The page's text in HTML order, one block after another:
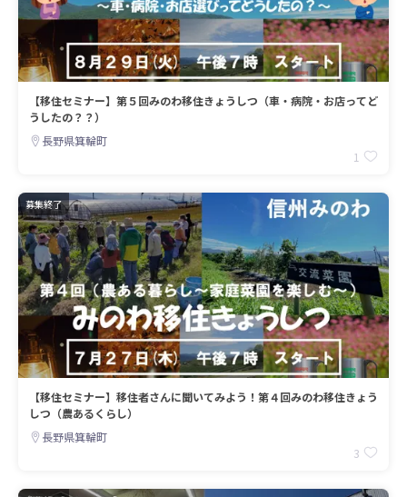
【移住セミナー】第５回みのわ移住きょうしつ（車・病院・お店ってど
うしたの？？）
長野県箕輪町
1
募集終了
【移住セミナー】移住者さんに聞いてみよう！第４回みのわ移住きょう
しつ（農あるくらし）
長野県箕輪町
3